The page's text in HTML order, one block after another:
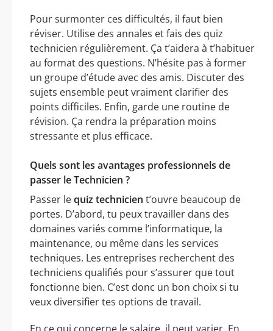
Pour surmonter ces difficultés, il faut bien
réviser. Utilise des annales et fais des quiz
technicien régulièrement. Ça t’aidera à t’habituer
au format des questions. N’hésite pas à former
un groupe d’étude avec des amis. Discuter des
sujets ensemble peut vraiment clarifier des
points difficiles. Enfin, garde une routine de
révision. Ça rendra la préparation moins
stressante et plus efficace.
Quels sont les avantages professionnels de
passer le Technicien ?
Passer lequiz technicien t’ouvre beaucoup de
portes. D’abord, tu peux travailler dans des
domaines variés comme l’informatique, la
maintenance, ou même dans les services
techniques. Les entreprises recherchent des
techniciens qualifiés pour s’assurer que tout
fonctionne bien. C’est donc un bon choix si tu
veux diversifier tes options de travail.